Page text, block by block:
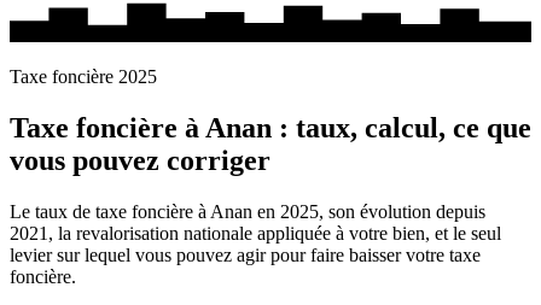
Taxe foncière 2025
Taxe foncière àAnan : taux, calcul, ce que
vous pouvez corriger
Le taux de taxe foncière à Anan en 2025, son évolution depuis
2021, la revalorisation nationale appliquée à votre bien, et le seul
levier sur lequel vous pouvez agir pour faire baisser votre taxe
foncière.